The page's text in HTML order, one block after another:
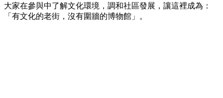
大家在參與中了解文化環境，調和社區發展，讓這裡成為：
「有文化的老街，沒有圍牆的博物館」。